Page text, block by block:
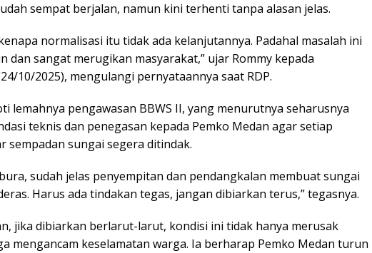
sempat berjalan, namun kini terhenti tanpa alasan jelas.
normalisasi itu tidak ada kelanjutannya. Padahal masalah ini
dan sangat merugikan masyarakat,” ujar Rommy kepada
10/2025), mengulangi pernyataannya saat RDP.
lemahnya pengawasan BBWS II, yang menurutnya seharusnya
teknis dan penegasan kepada Pemko Medan agar setiap
sempadan sungai segera ditindak.
sudah jelas penyempitan dan pendangkalan membuat sungai
Harus ada tindakan tegas, jangan dibiarkan terus,” tegasnya.
jika dibiarkan berlarut-larut, kondisi ini tidak hanya merusak
mengancam keselamatan warga. Ia berharap Pemko Medan turun